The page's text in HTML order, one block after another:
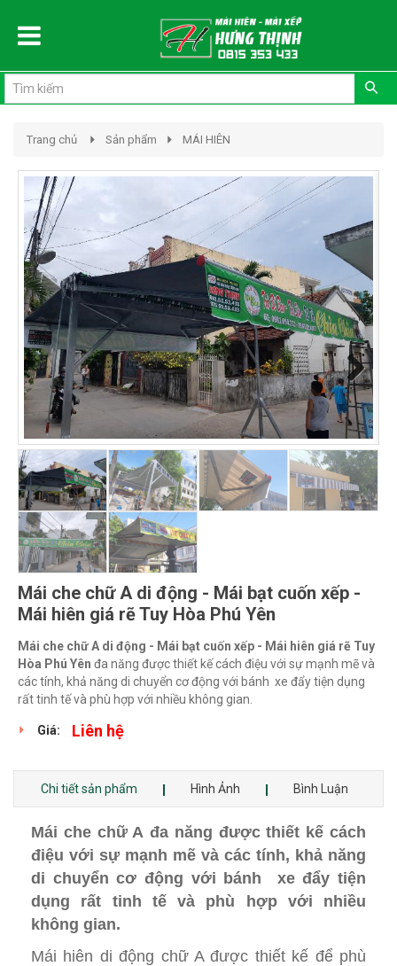
Đăng nhập
Trang chủ Sản phẩm MÁI HIÊN
Previous Next
Mái che chữ A di động - Mái bạt cuốn xếp -
Mái hiên giá rẽ Tuy Hòa Phú Yên
Mái che chữ A di động - Mái bạt cuốn xếp - Mái hiên giá rẽ Tuy
Hòa Phú Yên đa năng được thiết kế cách điệu với sự mạnh mẽ và
các tính, khả năng di chuyển cơ động với bánh xe đẩy tiện dụng
rất tinh tế và phù hợp với nhiều không gian.
Giá: Liên hệ
Chi tiết sản phẩm Hình Ảnh Bình Luận
Mái che chữ A đa năng được thiết kế cách
điệu với sự mạnh mẽ và các tính, khả năng
di chuyển cơ động với bánh xe đẩy tiện
dụng rất tinh tế và phù hợp với nhiều
không gian.
Mái hiên di động chữ A được thiết kế để phù